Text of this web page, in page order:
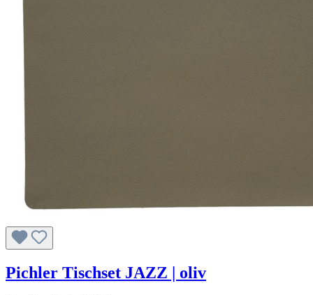
Pichler Tischset JAZZ | oliv